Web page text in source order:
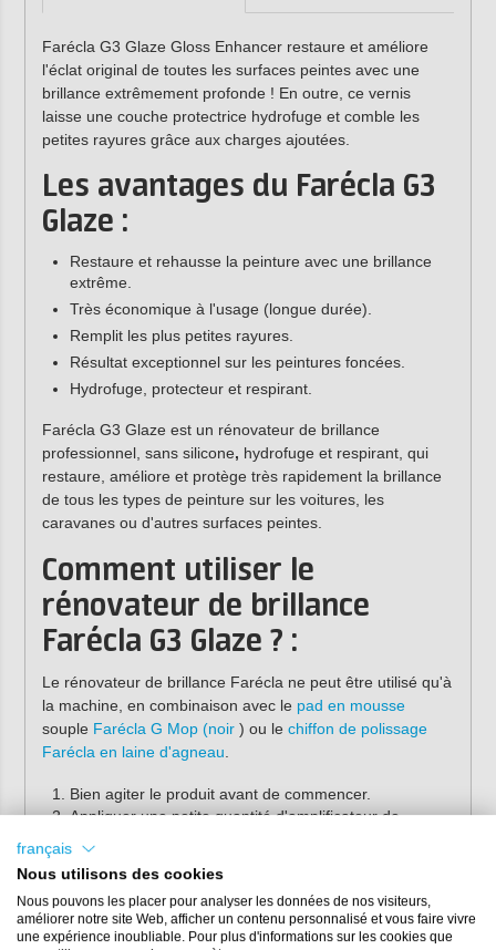
Farécla G3 Glaze Gloss Enhancer restaure et améliore
l'éclat original de toutes les surfaces peintes avec une
brillance extrêmement profonde ! En outre, ce vernis
laisse une couche protectrice hydrofuge et comble les
petites rayures grâce aux charges ajoutées.
Les avantages du Farécla G3
Glaze :
Restaure et rehausse la peinture avec une brillance
extrême.
Très économique à l'usage (longue durée).
Remplit les plus petites rayures.
Résultat exceptionnel sur les peintures foncées.
Hydrofuge, protecteur et respirant.
Farécla G3 Glaze est un rénovateur de brillance
professionnel, sans silicone, hydrofuge et respirant, qui
restaure, améliore et protège très rapidement la brillance
de tous les types de peinture sur les voitures, les
caravanes ou d'autres surfaces peintes.
Comment utiliser le
rénovateur de brillance
Farécla G3 Glaze ? :
Le rénovateur de brillance Farécla ne peut être utilisé qu'à
la machine, en combinaison avec le pad en mousse
souple Farécla G Mop (noir) ou le chiffon de polissage
Farécla en laine d'agneau
Bien agiter le produit avant de commencer.
Appliquer une petite quantité d'amplificateur de
Farécla.
Frotter le produit sans mettre la machine en marche.
Polir avec la polisseuse à une vitesse lente de 1 000 à
1 500 tr/min.
français
Nous utilisons des cookies
Nous pouvons les placer pour analyser les données de nos visiteurs,
améliorer notre site Web, afficher un contenu personnalisé et vous faire vivre
une expérience inoubliable. Pour plus d'informations sur les cookies que